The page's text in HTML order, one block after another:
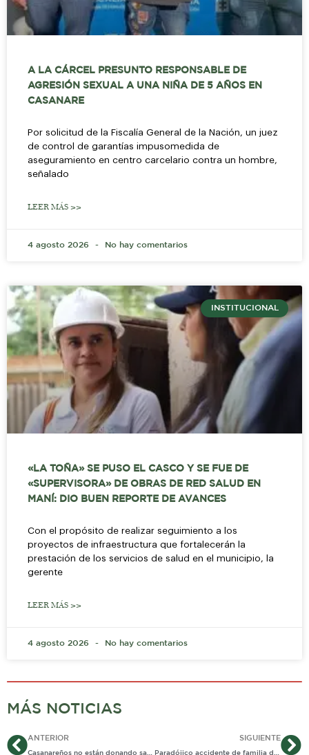
A LA CÁRCEL PRESUNTO RESPONSABLE DE
AGRESIÓN SEXUAL A UNA NIÑA DE 5 AÑOS EN
CASANARE
Por solicitud de la Fiscalía General de la Nación, un juez
de control de garantías impusomedida de
aseguramiento en centro carcelario contra un hombre,
señalado
LEER MÁS >>
4 agosto 2026 No hay comentarios
INSTITUCIONAL
«LA TOÑA» SE PUSO EL CASCO Y SE FUE DE
«SUPERVISORA» DE OBRAS DE RED SALUD EN
MANÍ: DIO BUEN REPORTE DE AVANCES
Con el propósito de realizar seguimiento a los
proyectos de infraestructura que fortalecerán la
prestación de los servicios de salud en el municipio, la
gerente
LEER MÁS >>
4 agosto 2026 No hay comentarios
MÁS NOTICIAS
AntANTERIOR SIGUIENTE